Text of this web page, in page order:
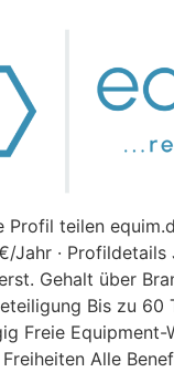
Profil teilen
Jahr ·
Gehalt über
Bis zu 60
Freie Equipment-
Alle